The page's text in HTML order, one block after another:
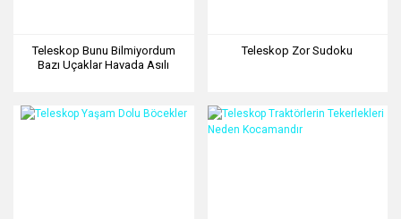
Teleskop Bunu Bilmiyordum
Bazı Uçaklar Havada Asılı
Teleskop Zor Sudoku